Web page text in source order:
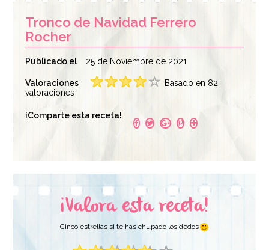
Cobertura de
400 gr - Callebaut
AÑADIR
Dayelet
AÑADIR
Tronco de Navidad Ferrero
Rocher
Publicado el 25 de Noviembre de 2021
Valoraciones
Basado en 82
valoraciones
¡Comparte esta receta!
¡Valora esta receta!
Cinco estrellas si te has chupado los dedos